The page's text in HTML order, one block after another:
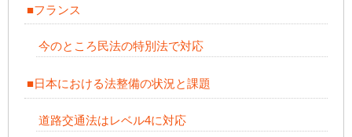
■フランス
今のところ民法の特別法で対応
■日本における法整備の状況と課題
道路交通法はレベル4に対応